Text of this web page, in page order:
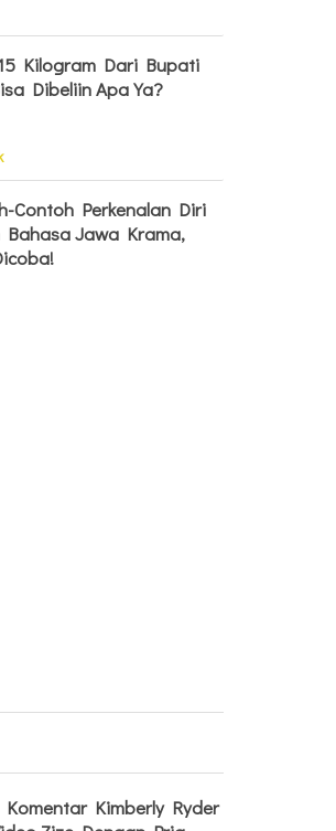
Kilogram Dari Bupati
Dibeliin Apa Ya?
Contoh Perkenalan Diri
Bahasa Jawa Krama,
Komentar Kimberly Ryder